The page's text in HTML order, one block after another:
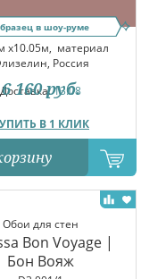
в шоу-руме
x10.05м, материал
Россия
Доставка:13.08
В 1 КЛИК
6 160 руб.
Обои для стен
Bon Voyage |
Бон Вояж